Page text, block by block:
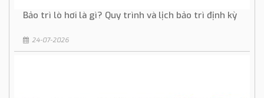
Bảo trì lò hơi là gì? Quy trình và lịch bảo trì định kỳ
24-07-2026